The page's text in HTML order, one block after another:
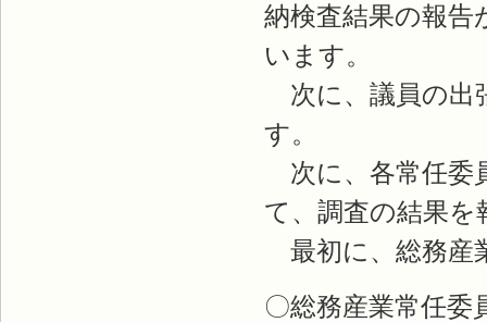
納検査結果の報
います。
次に、議員の出
す。
次に、各常任委
て、調査の結果を
最初に、総務産
〇総務産業常任